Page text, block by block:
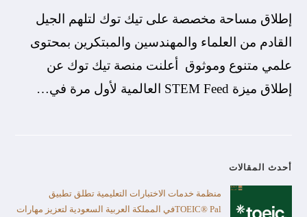
إطلاق مساحة مخصصة على تيك توك لتلهم الجيل
القادم من العلماء والمهندسين والمبتكرين بمحتوى
علمي متنوع وموثوق أعلنت منصة تيك توك عن
إطلاق ميزة STEM Feed العالمية لأول مرة في…
أحدث المقالات
منظمة خدمات الاختبارات التعليمية تطلق تطبيق
TOEIC® Palفي المملكة العربية السعودية لتعزيز مهارات